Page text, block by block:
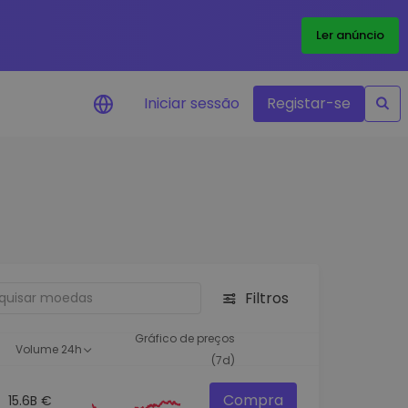
Ler anúncio
investimento
Ideias inteligentes para um
desempenho ótimo
Iniciar sessão Registar-se
Filtros
Volume 24h
Gráfico de preços
(7d)
15.6B € Compra